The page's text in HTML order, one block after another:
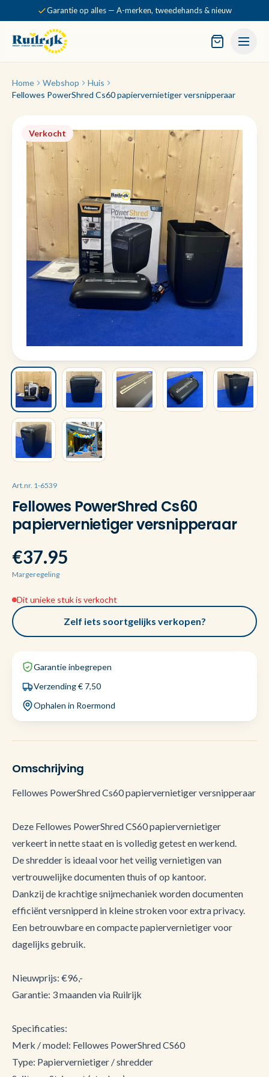
Garantie op alles — A-merken, tweedehands & nieuw
Home Webshop
Huis
Fellowes PowerShred Cs60 papiervernietiger versnipperaar
Verkocht
Art.nr. 1-6539
Fellowes PowerShred Cs60
papiervernietiger versnipperaar
€37.95
Margeregeling
Dit unieke stuk is verkocht
Zelf iets soortgelijks verkopen?
Garantie inbegrepen
Verzending € 7,50
Ophalen in Roermond
Omschrijving
Fellowes PowerShred Cs60 papiervernietiger versnipperaar
Deze Fellowes PowerShred CS60 papiervernietiger
verkeert in nette staat en is volledig getest en werkend.
De shredder is ideaal voor het veilig vernietigen van
vertrouwelijke documenten thuis of op kantoor.
Dankzij de krachtige snijmechaniek worden documenten
efficiënt versnipperd in kleine stroken voor extra privacy.
Een betrouwbare en compacte papiervernietiger voor
dagelijks gebruik.
Nieuwprijs: €96,-
Garantie: 3 maanden via Ruilrijk
Specificaties:
Merk / model: Fellowes PowerShred CS60
Type: Papiervernietiger / shredder